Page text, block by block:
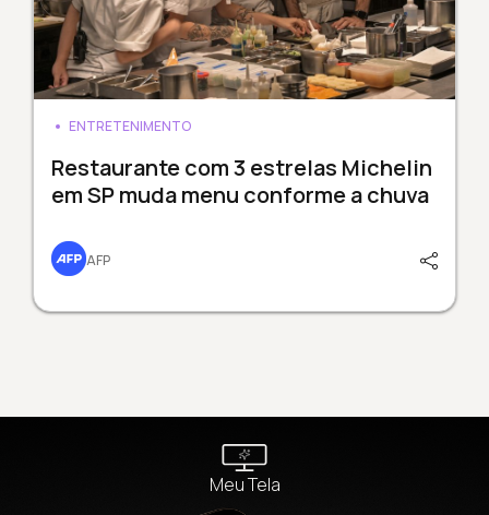
ENTRETENIMENTO
Restaurante com 3 estrelas Michelin
em SP muda menu conforme a chuva
AFP
Meu Tela